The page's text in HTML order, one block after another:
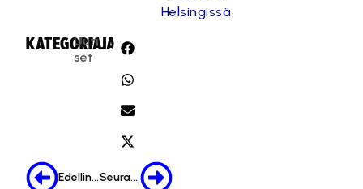
Helsingissä
KATEGORIA:
Uuti
set
JAA:
Edellinen Seuraava